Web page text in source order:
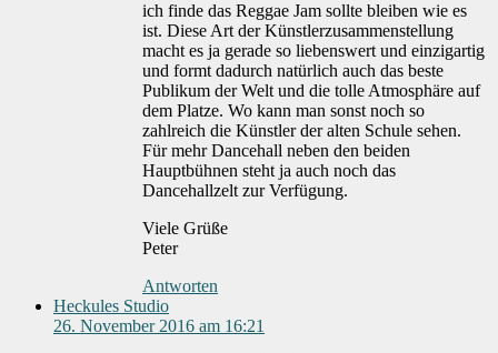
ich finde das Reggae Jam sollte bleiben wie es
ist. Diese Art der Künstlerzusammenstellung
macht es ja gerade so liebenswert und einzigartig
und formt dadurch natürlich auch das beste
Publikum der Welt und die tolle Atmosphäre auf
dem Platze. Wo kann man sonst noch so
zahlreich die Künstler der alten Schule sehen.
Für mehr Dancehall neben den beiden
Hauptbühnen steht ja auch noch das
Dancehallzelt zur Verfügung.
Viele Grüße
Peter
Antworten
Heckules Studio
26. November 2016 am 16:21